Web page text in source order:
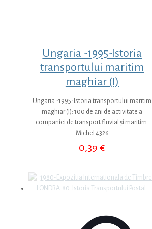
Ungaria -1995-Istoria
transportului maritim
maghiar (I)
Ungaria -1995-Istoria transportului maritim
maghiar (I): 100 de ani de activitate a
companiei de transport fluvial și maritim.
Michel 4326
0,39€